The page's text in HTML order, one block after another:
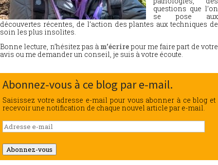
questions que l’on
se pose aux
découvertes récentes, de l’action des plantes aux techniques de
soin les plus insolites.
Bonne lecture, n’hésitez pas à m’écrire pour me faire part de votre
avis ou me demander un conseil, je suis à votre écoute.
Abonnez-vous à ce blog par e-mail.
Saisissez votre adresse e-mail pour vous abonner à ce blog et
recevoir une notification de chaque nouvel article par e-mail.
Adresse
e-
mail
Abonnez-vous